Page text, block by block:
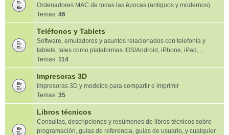
Ordenadores MAC de todas las épocas (antiguos y modernos)
Temas: 46
Teléfonos y Tablets
Software, emuladores y asuntos relacionados con telefonía y
tablets, tales como plataformas IOS/Android, iPhone, iPad, ...
Temas: 114
Impresoras 3D
Impresoras 3D y modelos para compartir e imprimir
Temas: 35
Libros técnicos
Consultas, descripciones y resúmenes de libros técnicos sobre
programación, guías de referencia, guías de usuario, y cualquier